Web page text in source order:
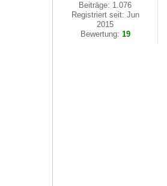
Beiträge: 1.076
Registriert seit: Jun
2015
Bewertung: 19